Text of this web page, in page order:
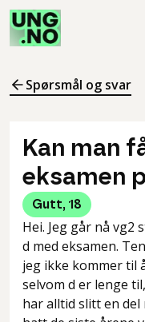
Spørsmål og svar
Kan man
eksamen
Gutt, 18
Hei. Jeg går nå vg2
d med eksamen.
jeg ikke kommer til
selvom d er lenge
har alltid slitt en del